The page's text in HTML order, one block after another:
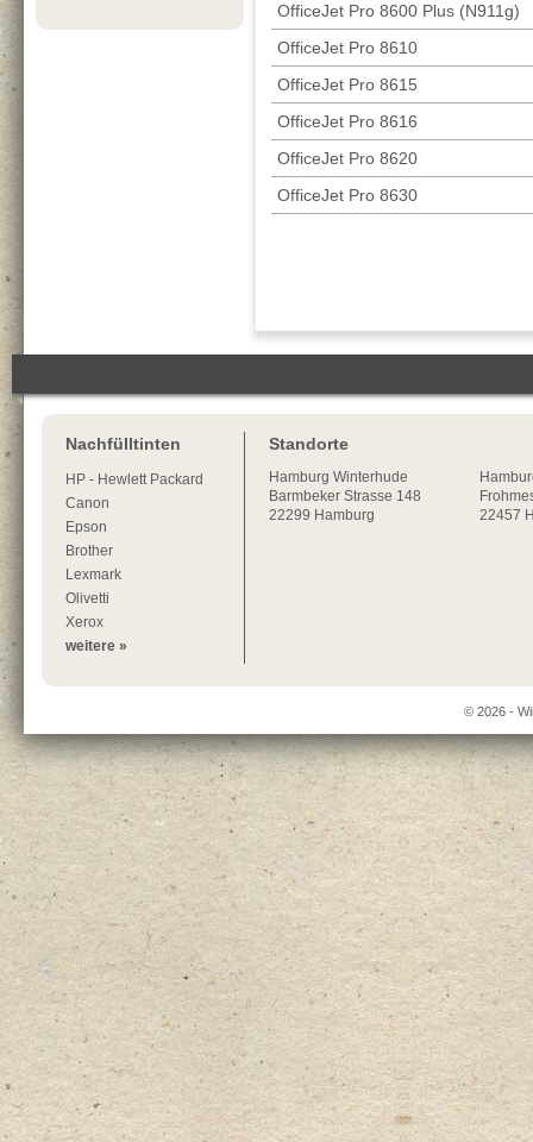
OfficeJet Pro 8600 Plus (N911g)
OfficeJet Pro 8610
OfficeJet Pro 8615
OfficeJet Pro 8616
OfficeJet Pro 8620
OfficeJet Pro 8630
Nachfülltinten
HP - Hewlett Packard
Canon
Epson
Brother
Lexmark
Olivetti
Xerox
weitere »
Standorte
Hamburg Winterhude
Barmbeker Strasse 148
22299 Hamburg
22457
© 2026 -